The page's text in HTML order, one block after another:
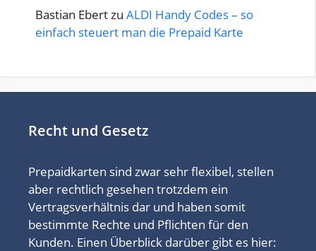
Bastian Ebert zu ALDI Handy Codes – so
einfach steuert man die Prepaid Karte
Recht und Gesetz
Prepaidkarten sind zwar sehr flexibel, stellen
aber rechtlich gesehen trotzdem ein
Vertragsverhältnis dar und haben somit
bestimmte Rechte und Pflichten für den
Kunden. Einen Überblick darüber gibt es hier: